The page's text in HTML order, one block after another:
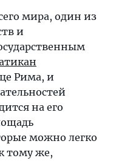
мира, один из
и
Рима, и
на его
можно легко
тому же,